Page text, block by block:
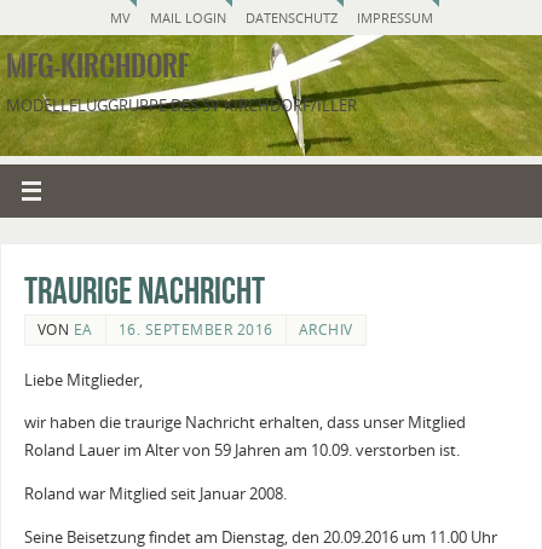
MV MAIL LOGIN DATENSCHUTZ IMPRESSUM
MFG-KIRCHDORF
MODELLFLUGGRUPPE DES SV KIRCHDORF/ILLER
Traurige Nachricht
VON EA 16. SEPTEMBER 2016 ARCHIV
Liebe Mitglieder,
wir haben die traurige Nachricht erhalten, dass unser Mitglied
Roland Lauer im Alter von 59 Jahren am 10.09. verstorben ist.
Roland war Mitglied seit Januar 2008.
Seine Beisetzung findet am Dienstag, den 20.09.2016 um 11.00 Uhr